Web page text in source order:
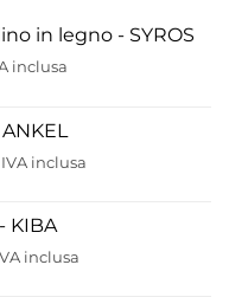
in legno - SYROS
€
€
inclusa
da
€
IVA inclusa
KIBA
inclusa